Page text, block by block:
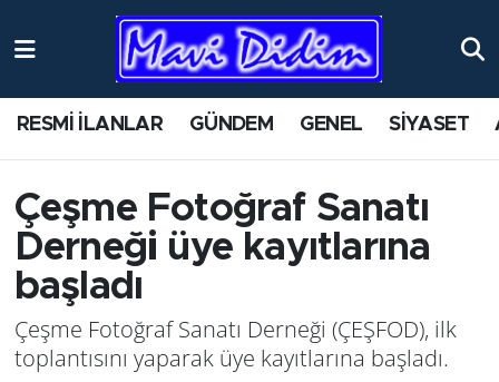
RESMİ İLANLAR GÜNDEM GENEL SİYASET
Çeşme Fotoğraf Sanatı
Derneği üye kayıtlarına
başladı
Çeşme Fotoğraf Sanatı Derneği (ÇEŞFOD), ilk
toplantısını yaparak üye kayıtlarına başladı.
ANTİK YERLER
AYDIN
BİLİM VE TEKNOLOJİ
ÇEVRE
EĞİTİM
Nöbetçi Eczaneler
Namaz Vakitleri
Trafik Durumu
Süper Lig Puan Durumu ve Fikstür
Tüm Manşetler